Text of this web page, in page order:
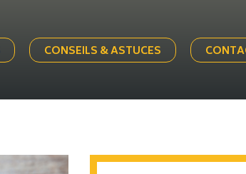
CONSEILS & ASTUCES